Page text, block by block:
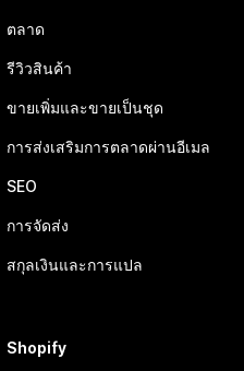
ตลาด
รีวิวสินค้า
ขายเพิ่มและขายเป็นชุด
การส่งเสริมการตลาดผ่านอีเมล
SEO
การจัดส่ง
สกุลเงินและการแปล
Shopify